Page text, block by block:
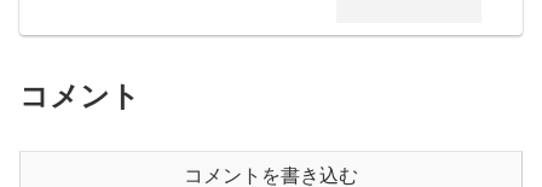
コメント
コメントを書き込む